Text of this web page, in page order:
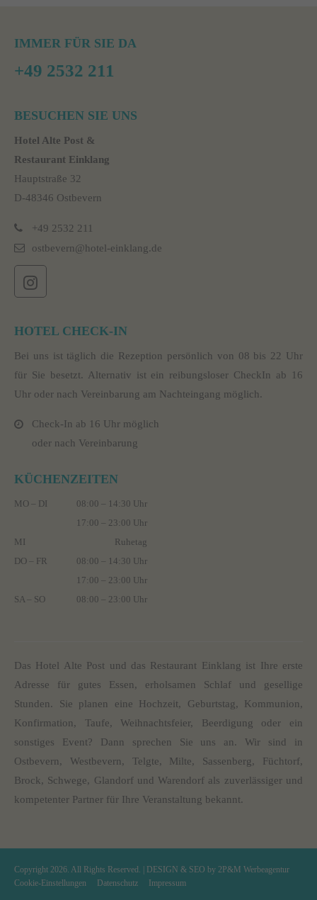
IMMER FÜR SIE DA
+49 2532 211
BESUCHEN SIE UNS
Hotel Alte Post &
Restaurant Einklang
Hauptstraße 32
D-48346 Ostbevern
+49 2532 211
ostbevern@hotel-einklang.de
HOTEL CHECK-IN
Bei uns ist täglich die Rezeption persönlich von 08 bis 22 Uhr
für Sie besetzt. Alternativ ist ein reibungsloser CheckIn ab 16
Uhr oder nach Vereinbarung am Nachteingang möglich.
Check-In ab 16 Uhr möglich
oder nach Vereinbarung
KÜCHENZEITEN
MO – DI
08:00 – 14:30 Uhr
17:00 – 23:00 Uhr
MI
Ruhetag
DO – FR
08:00 – 14:30 Uhr
17:00 – 23:00 Uhr
SA – SO
08:00 – 23:00 Uhr
Das Hotel Alte Post und das Restaurant Einklang ist Ihre erste
Adresse für gutes Essen, erholsamen Schlaf und gesellige
Stunden. Sie planen eine Hochzeit, Geburtstag, Kommunion,
Konfirmation, Taufe, Weihnachtsfeier, Beerdigung oder ein
sonstiges Event? Dann sprechen Sie uns an. Wir sind in
Ostbevern, Westbevern, Telgte, Milte, Sassenberg, Füchtorf,
Brock, Schwege, Glandorf und Warendorf als zuverlässiger und
kompetenter Partner für Ihre Veranstaltung bekannt.
Copyright 2026. All Rights Reserved. | DESIGN & SEO by 2P&M Werbeagentur
Cookie-Einstellungen
Datenschutz Impressum